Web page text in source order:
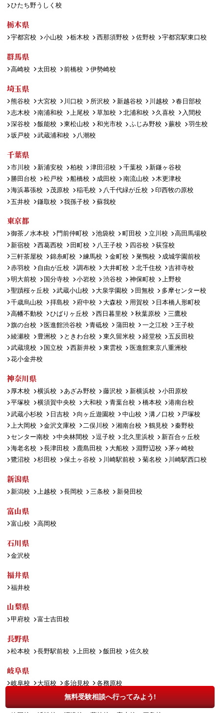
無料受験相談へ行ってみよう!
ひたち野うしく校
栃木県
宇都宮校 小山校 栃木校 西那須野校 佐野校 宇都宮駅東口校
群馬県
高崎校 太田校 前橋校 伊勢崎校
埼玉県
熊谷校 大宮校 川口校 所沢校 新越谷校 川越校
春日部校
志木校
南浦和校 上尾校 草加校 北浦和校 久喜校
入間校
深谷校
飯能校 東松山校 和光市校 ふじみ野校 蕨校
羽生校
坂戸校
武蔵浦和校 八潮校
千葉県
市川校 新浦安校 柏校 津田沼校 千葉校
新鎌ヶ谷校
勝田台校
松戸校 船橋校 成田校 南流山校
木更津校
海浜幕張校
茂原校 稲毛校 八千代緑が丘校
印西牧の原校
五井校
鎌取校 我孫子校 蘇我校
東京都
御茶ノ水本校 門前仲町校 池袋校 町田校 立川校
高田馬場校
新宿校
西葛西校 田町校 八王子校 四谷校
荻窪校
三軒茶屋校
錦糸町校 練馬校 金町校 巣鴨校
成城学園前校
赤羽校
自由が丘校 調布校 大井町校 北千住校
吉祥寺校
明大前校
国分寺校 小岩校 渋谷校 神保町校
上野校
聖蹟桜ヶ丘校
武蔵小山校 大泉学園校 田無校
多摩センター校
千歳烏山校
拝島校 府中校 大森校 用賀校
日本橋人形町校
高幡不動校
ひばりヶ丘校 西日暮里校 秋葉原校
三鷹校
旗の台校
医進館渋谷校 青砥校 蒲田校 一之江校
王子校
綾瀬校
豊洲校 ときわ台校 東久留米校 経堂校
五反田校
武蔵境校
国立校 西新井校 東雲校
医進館東京八重洲校
花小金井校
神奈川県
厚木校 横浜校 あざみ野校 藤沢校 新横浜校
小田原校
平塚校
横須賀中央校 大和校 青葉台校 橋本校
港南台校
武蔵小杉校
日吉校 向ヶ丘遊園校 中山校 溝ノ口校
戸塚校
上大岡校
金沢文庫校 二俣川校 湘南台校 鶴見校
秦野校
センター南校
中央林間校 逗子校 北久里浜校
新百合ヶ丘校
海老名校
長津田校 鹿島田校 大船校 淵野辺校
茅ヶ崎校
鷺沼校
杉田校 保土ヶ谷校 川崎駅前校 菊名校 川崎駅西口校
新潟県
新潟校 上越校 長岡校 三条校 新発田校
富山県
富山校 高岡校
石川県
金沢校
福井県
福井校
山梨県
甲府校 富士吉田校
長野県
松本校 長野駅前校 上田校 飯田校 佐久校
岐阜県
岐阜校 大垣校 多治見校 各務原校
静岡県